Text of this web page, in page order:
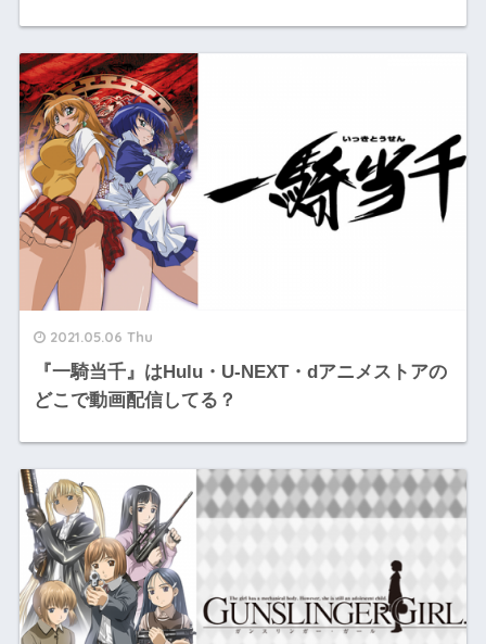
2021.05.06 Thu
『一騎当千』はHulu・U-NEXT・dアニメストアの
どこで動画配信してる？